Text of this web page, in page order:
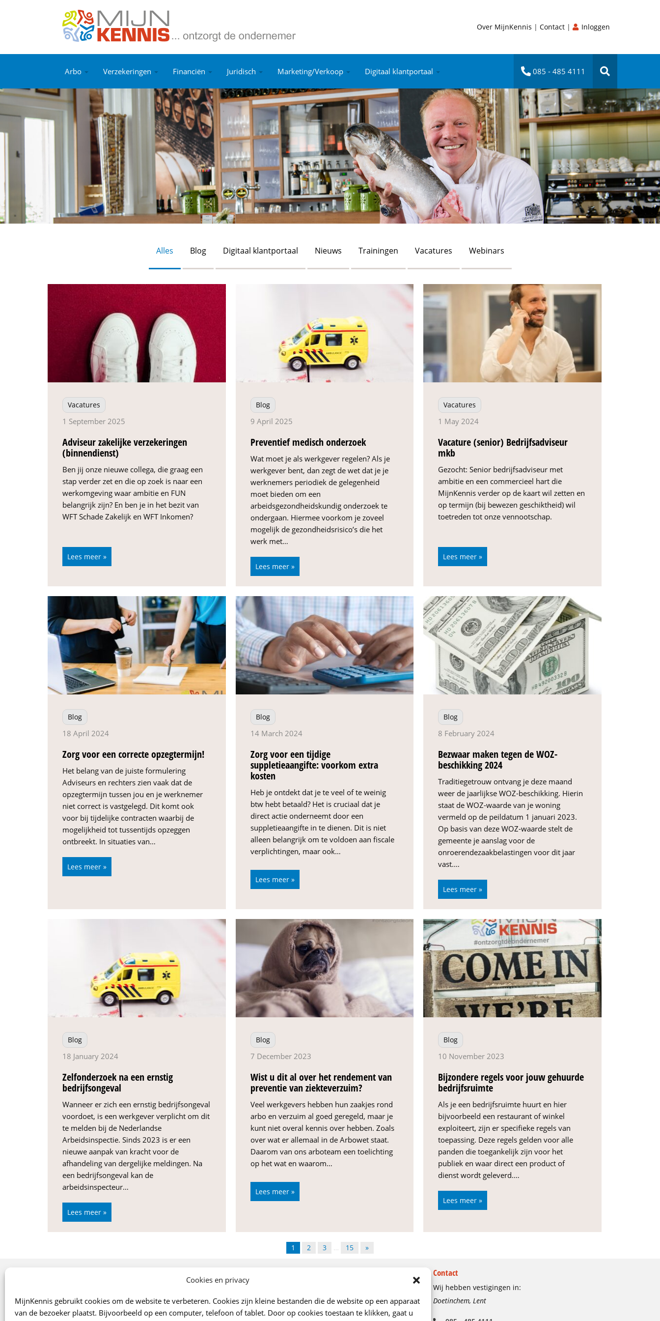
Cookies en privacy
MijnKennis gebruikt cookies om de website te verbeteren. Cookies zijn kleine bestanden die de website op een apparaat
van de bezoeker plaatst. Bijvoorbeeld op een computer, telefoon of tablet. Door op cookies toestaan te klikken, gaat u
Over MijnKennis | Contact | Inloggen
Arbo Verzekeringen Financiën Juridisch Marketing/Verkoop Digitaal klantportaal 085 - 485 4111
Alles Blog Digitaal klantportaal Nieuws Trainingen Vacatures Webinars
Vacatures
1 September 2025
Adviseur zakelijke verzekeringen
(binnendienst)
Ben jij onze nieuwe collega, die graag een
stap verder zet en die op zoek is naar een
werkomgeving waar ambitie en FUN
belangrijk zijn? En ben je in het bezit van
WFT Schade Zakelijk en WFT Inkomen?
Lees meer »
Blog
9 April 2025
Preventief medisch onderzoek
Wat moet je als werkgever regelen? Als je
werkgever bent, dan zegt de wet dat je je
werknemers periodiek de gelegenheid
moet bieden om een
arbeidsgezondheidskundig onderzoek te
ondergaan. Hiermee voorkom je zoveel
mogelijk de gezondheidsrisico’s die het
werk met…
Lees meer »
Vacatures
1 May 2024
Vacature (senior) Bedrijfsadviseur
mkb
Gezocht: Senior bedrijfsadviseur met
ambitie en een commercieel hart die
MijnKennis verder op de kaart wil zetten en
op termijn (bij bewezen geschiktheid) wil
toetreden tot onze vennootschap.
Lees meer »
Blog
18 April 2024
Zorg voor een correcte opzegtermijn!
Het belang van de juiste formulering
Adviseurs en rechters zien vaak dat de
opzegtermijn tussen jou en je werknemer
niet correct is vastgelegd. Dit komt ook
voor bij tijdelijke contracten waarbij de
mogelijkheid tot tussentijds opzeggen
ontbreekt. In situaties van…
Lees meer »
Blog
14 March 2024
Zorg voor een tijdige
suppletieaangifte: voorkom extra
kosten
Heb je ontdekt dat je te veel of te weinig
btw hebt betaald? Het is cruciaal dat je
direct actie onderneemt door een
suppletieaangifte in te dienen. Dit is niet
alleen belangrijk om te voldoen aan fiscale
verplichtingen, maar ook…
Lees meer »
Blog
8 February 2024
Bezwaar maken tegen de WOZ-
beschikking 2024
Traditiegetrouw ontvang je deze maand
weer de jaarlijkse WOZ-beschikking. Hierin
staat de WOZ-waarde van je woning
vermeld op de peildatum 1 januari 2023.
Op basis van deze WOZ-waarde stelt de
gemeente je aanslag voor de
onroerendezaakbelastingen voor dit jaar
vast.…
Lees meer »
Blog
18 January 2024
Zelfonderzoek na een ernstig
bedrijfsongeval
Wanneer er zich een ernstig bedrijfsongeval
voordoet, is een werkgever verplicht om dit
te melden bij de Nederlandse
Arbeidsinspectie. Sinds 2023 is er een
nieuwe aanpak van kracht voor de
afhandeling van dergelijke meldingen. Na
een bedrijfsongeval kan de
arbeidsinspecteur…
Lees meer »
Blog
7 December 2023
Wist u dit al over het rendement van
preventie van ziekteverzuim?
Veel werkgevers hebben hun zaakjes rond
arbo en verzuim al goed geregeld, maar je
kunt niet overal kennis over hebben. Zoals
over wat er allemaal in de Arbowet staat.
Daarom van ons arboteam een toelichting
op het wat en waarom…
Lees meer »
Blog
10 November 2023
Bijzondere regels voor jouw gehuurde
bedrijfsruimte
Als je een bedrijfsruimte huurt en hier
bijvoorbeeld een restaurant of winkel
exploiteert, zijn er specifieke regels van
toepassing. Deze regels gelden voor alle
panden die toegankelijk zijn voor het
publiek en waar direct een product of
dienst wordt geleverd.…
Lees meer »
1 2 3 … 15 »
Verzekeringen
Financiën
Kenniscentrum
Onze adviseurs
Contact
Wij hebben vestigingen in:
Doetinchem, Lent